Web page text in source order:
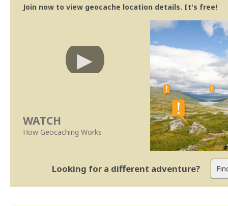
Join now to view geocache location details. It's free!
WATCH
How Geocaching Works
Looking for a different adventure?